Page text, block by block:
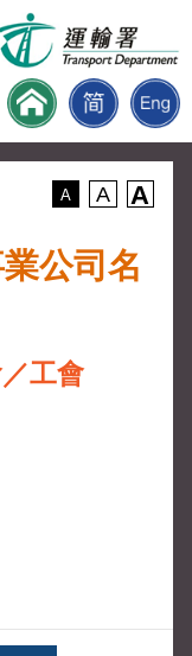
A A A
公司名
工會